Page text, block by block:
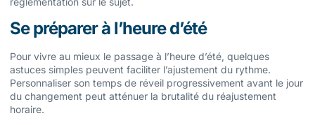
Se préparer à l’heure d’été
Pour vivre au mieux le passage à l’heure d’été, quelques
astuces simples peuvent faciliter l’ajustement du rythme.
Personnaliser son temps de réveil progressivement avant le jour
du changement peut atténuer la brutalité du réajustement
horaire.